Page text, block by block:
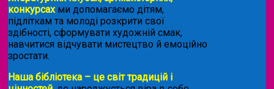
конкурсахми допомагаємо дітям,
підліткам та молоді розкрити свої
здібності, сформувати художній смак,
навчитися відчувати мистецтво й емоційно
зростати.
Наша бібліотека – це світ традицій і